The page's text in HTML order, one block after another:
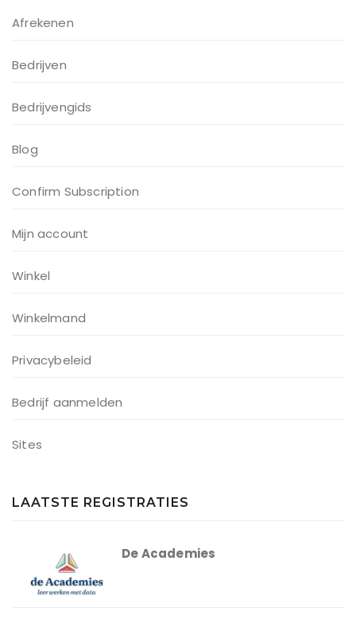
Afrekenen
Bedrijven
Bedrijvengids
Blog
Confirm Subscription
Mijn account
Winkel
Winkelmand
Privacybeleid
Bedrijf aanmelden
Sites
LAATSTE REGISTRATIES
De Academies